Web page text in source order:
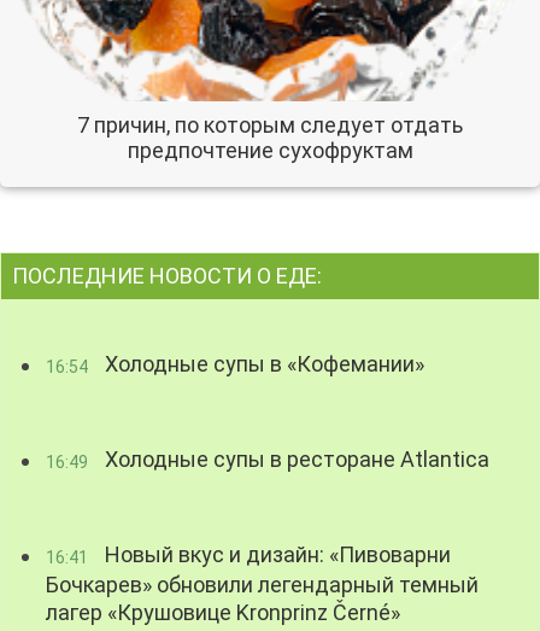
7 причин, по которым следует отдать
предпочтение сухофруктам
ПОСЛЕДНИЕ НОВОСТИ О ЕДЕ:
16:54 Холодные супы в «Кофемании»
16:49 Холодные супы в ресторане Atlantica
16:41
Новый вкус и дизайн: «Пивоварни
Бочкарев» обновили легендарный темный
лагер «Крушовице Kronprinz Černé»